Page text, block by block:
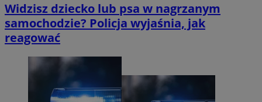
Widzisz dziecko lub psa w nagrzanym
samochodzie? Policja wyjaśnia, jak
reagować